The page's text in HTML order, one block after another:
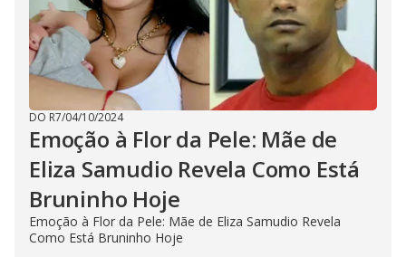
DO R7/04/10/2024
Emoção à Flor da Pele: Mãe de
Eliza Samudio Revela Como Está
Bruninho Hoje
Emoção à Flor da Pele: Mãe de Eliza Samudio Revela
Como Está Bruninho Hoje